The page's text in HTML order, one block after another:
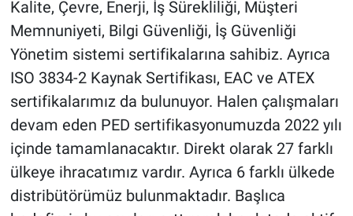
Kalite, Çevre, Enerji, İş Sürekliliği, Müşteri
Memnuniyeti, Bilgi Güvenliği, İş Güvenliği
Yönetim sistemi sertifikalarına sahibiz. Ayrıca
ISO 3834-2 Kaynak Sertifikası, EAC ve ATEX
sertifikalarımız da bulunuyor. Halen çalışmaları
devam eden PED sertifikasyonumuzda 2022 yılı
içinde tamamlanacaktır. Direkt olarak 27 farklı
ülkeye ihracatımız vardır. Ayrıca 6 farklı ülkede
distribütörümüz bulunmaktadır. Başlıca